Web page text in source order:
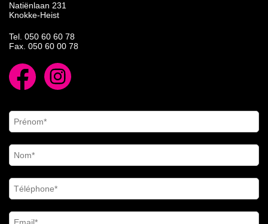
Natiënlaan 231
Knokke-Heist
Tel. 050 60 60 78
Fax. 050 60 00 78